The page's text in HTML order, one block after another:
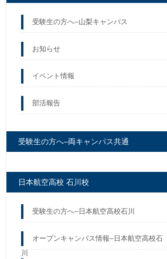
受験生の方へ–山梨キャンパス
お知らせ
イベント情報
部活報告
受験生の方へ–両キャンパス共通
日本航空高校 石川校
受験生の方へ–日本航空高校石川
オープンキャンパス情報–日本航空高校石
川